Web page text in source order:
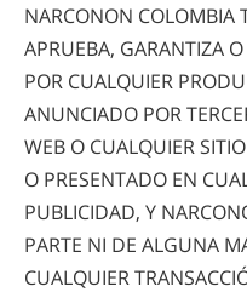
NARCONON COLOMBIA
APRUEBA, GARANTIZA
POR CUALQUIER
ANUNCIADO POR
WEB O CUALQUIER
O PRESENTADO EN
PUBLICIDAD, Y
PARTE NI DE ALGUNA
CUALQUIER